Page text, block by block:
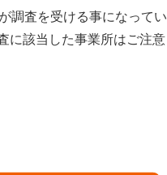
調査を受ける事になってい
に該当した事業所はご注意